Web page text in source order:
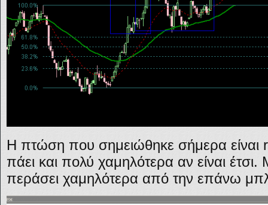
Η πτώση που σημειώθηκε σήμερα είναι
πάει και πολύ χαμηλότερα αν είναι
περάσει χαμηλότερα από την επάνω